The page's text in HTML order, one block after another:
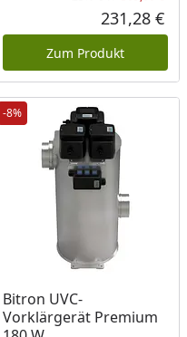
in ProzentPreis
Preis 231,28 €
Zum Produkt
-8%
Bitron UVC-
Vorklärgerät Premium
Produkt am Lager